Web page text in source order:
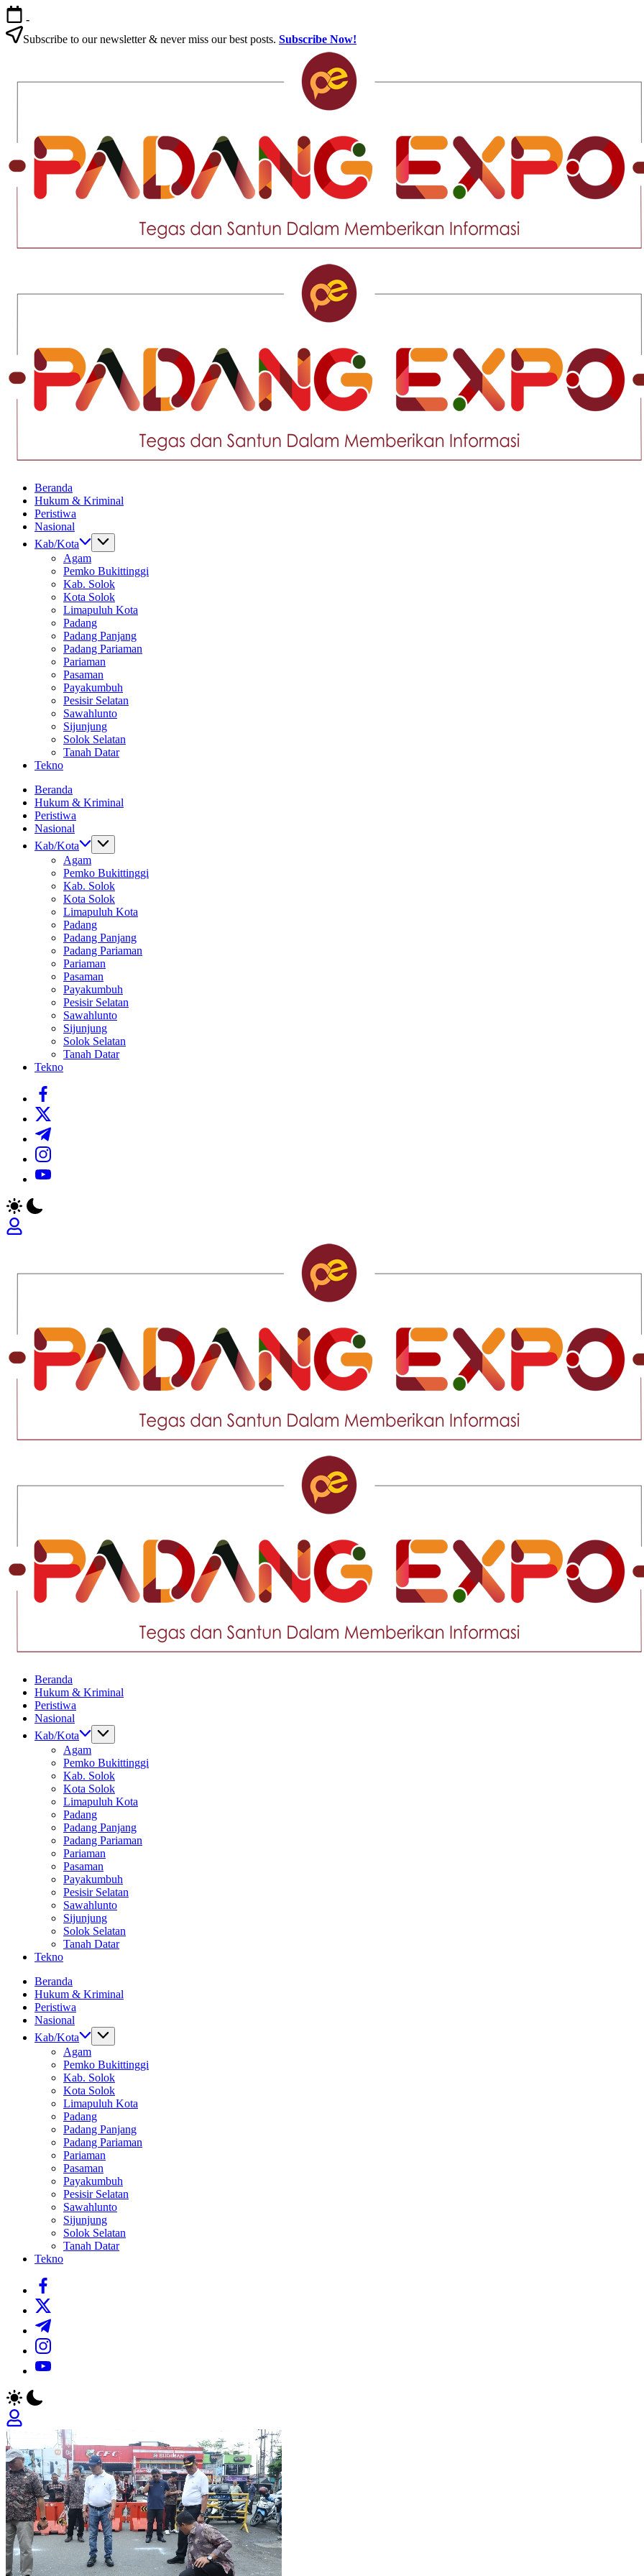
Skip
to
content
-
Subscribe to our newsletter & never miss our best posts. Subscribe Now!
Santun
Memberikan
Informasi
Beranda
Hukum & Kriminal
Peristiwa
Nasional
Kab/Kota
Agam
Pemko Bukittinggi
Kab. Solok
Kota Solok
Limapuluh Kota
Padang
Padang Panjang
Padang Pariaman
Pariaman
Pasaman
Payakumbuh
Pesisir Selatan
Sawahlunto
Sijunjung
Solok Selatan
Tanah Datar
Tekno
Beranda
Hukum & Kriminal
Peristiwa
Nasional
Kab/Kota
Agam
Pemko Bukittinggi
Kab. Solok
Kota Solok
Limapuluh Kota
Padang
Padang Panjang
Padang Pariaman
Pariaman
Pasaman
Payakumbuh
Pesisir Selatan
Sawahlunto
Sijunjung
Solok Selatan
Tanah Datar
Tekno
https://www.facebook.com/
https://twitter.com/
https://t.me/
https://www.instagram.com/
https://youtube.com/
Santun
Memberikan
Informasi
Beranda
Hukum & Kriminal
Peristiwa
Nasional
Kab/Kota
Agam
Pemko Bukittinggi
Kab. Solok
Kota Solok
Limapuluh Kota
Padang
Padang Panjang
Padang Pariaman
Pariaman
Pasaman
Payakumbuh
Pesisir Selatan
Sawahlunto
Sijunjung
Solok Selatan
Tanah Datar
Tekno
Beranda
Hukum & Kriminal
Peristiwa
Nasional
Kab/Kota
Agam
Pemko Bukittinggi
Kab. Solok
Kota Solok
Limapuluh Kota
Padang
Padang Panjang
Padang Pariaman
Pariaman
Pasaman
Payakumbuh
Pesisir Selatan
Sawahlunto
Sijunjung
Solok Selatan
Tanah Datar
Tekno
https://www.facebook.com/
https://twitter.com/
https://t.me/
https://www.instagram.com/
https://youtube.com/